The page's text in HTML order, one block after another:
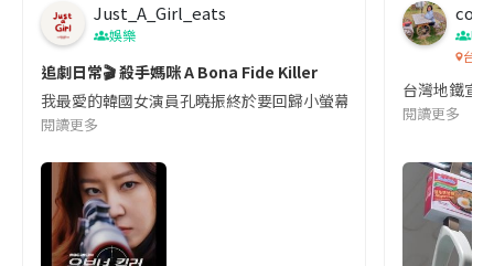
Just_A_Girl_eats
娛樂
追劇日常🎬 殺手媽咪 A Bona Fide Killer
我最愛的韓國女演員孔曉振終於要回歸小螢幕啦!這次的劇本改編
閱讀更多
co
吹
台灣
台灣地鐵宣
閱讀更多